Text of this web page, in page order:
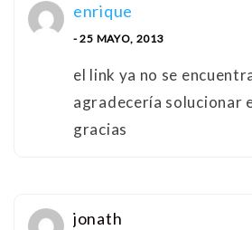
enrique
- 25 MAYO, 2013
el link ya no se
agradecería solucionar
gracias
jonath